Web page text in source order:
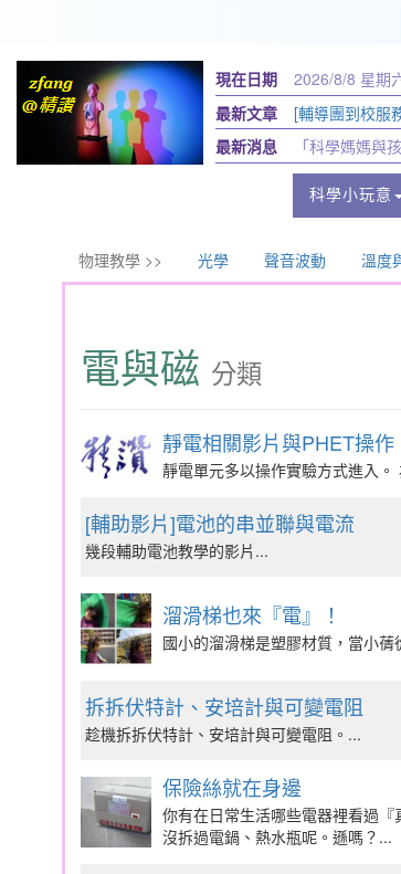
現在日期 2026/8/8 星期
最新文章
[輔導團到校服
最新消息
「科學媽媽與
科學小玩意
物理教學 >> 光學 聲音波動 溫度
電與磁 分類
靜電相關影片與PHET操
靜電單元多以操作實驗方式進入
[輔助影片]電池的串並聯與電流
幾段輔助電池教學的影片...
溜滑梯也來『電』！
國小的溜滑梯是塑膠材質，當小
拆拆伏特計、安培計與可變電阻
趁機拆拆伏特計、安培計與可變電阻。...
保險絲就在身邊
你有在日常生活哪些電器裡看過
沒拆過電鍋、熱水瓶呢。遜嗎？...